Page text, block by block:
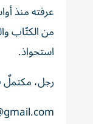
عرفته منذ
من الكتّاب
استحواذ.
رجل، مكتملٌ